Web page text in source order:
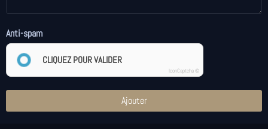
Anti-spam
CLIQUEZ POUR VALIDER
IconCaptcha ©
Ajouter